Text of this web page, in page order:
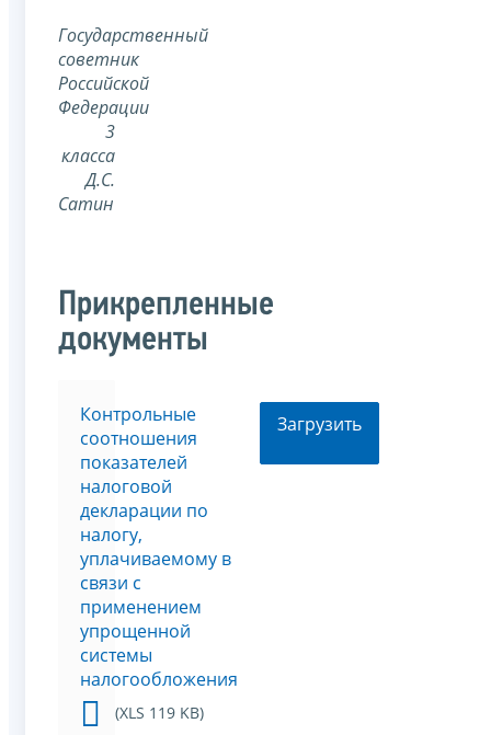
Государственный
советник
Российской
Федерации
3
класса
Д.С.
Сатин
Прикрепленные
документы
Контрольные
соотношения
показателей
налоговой
декларации по
налогу,
уплачиваемому в
связи с
применением
упрощенной
системы
налогообложения
(XLS 119 KB)
Загрузить